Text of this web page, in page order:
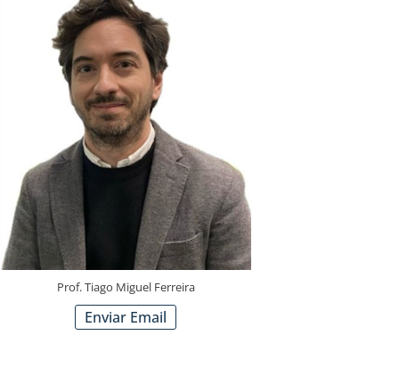
Prof. Tiago Miguel Ferreira
Enviar Email